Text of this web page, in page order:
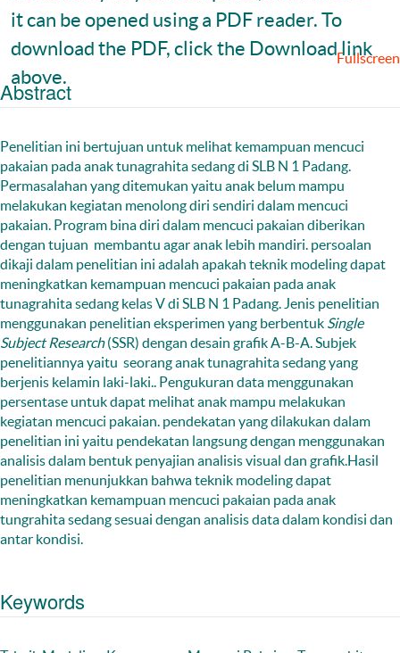
it can be opened using a PDF reader. To
download the PDF, click the Download link
above.
Fullscreen
Abstract
Penelitian ini bertujuan untuk melihat kemampuan mencuci
pakaian pada anak tunagrahita sedang di SLB N 1 Padang.
Permasalahan yang ditemukan yaitu anak belum mampu
melakukan kegiatan menolong diri sendiri dalam mencuci
pakaian. Program bina diri dalam mencuci pakaian diberikan
dengan tujuan membantu agar anak lebih mandiri. persoalan
dikaji dalam penelitian ini adalah apakah teknik modeling dapat
meningkatkan kemampuan mencuci pakaian pada anak
tunagrahita sedang kelas V di SLB N 1 Padang. Jenis penelitian
menggunakan penelitian eksperimen yang berbentuk Single
Subject Research(SSR) dengan desain grafik A-B-A. Subjek
penelitiannya yaitu seorang anak tunagrahita sedang yang
berjenis kelamin laki-laki.. Pengukuran data menggunakan
persentase untuk dapat melihat anak mampu melakukan
kegiatan mencuci pakaian. pendekatan yang dilakukan dalam
penelitian ini yaitu pendekatan langsung dengan menggunakan
analisis dalam bentuk penyajian analisis visual dan grafik.Hasil
penelitian menunjukkan bahwa teknik modeling dapat
meningkatkan kemampuan mencuci pakaian pada anak
tungrahita sedang sesuai dengan analisis data dalam kondisi dan
antar kondisi.
Keywords